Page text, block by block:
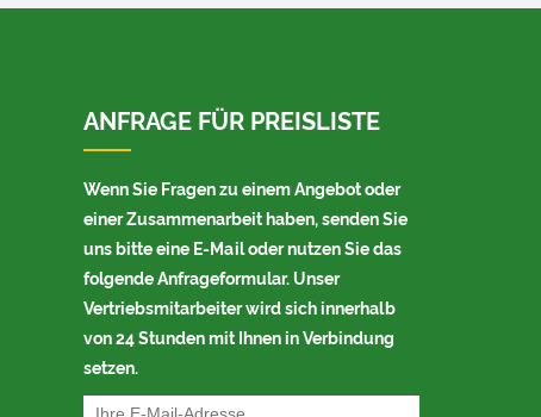
ANFRAGE FÜR PREISLISTE
Wenn Sie Fragen zu einem Angebot oder
einer Zusammenarbeit haben, senden Sie
uns bitte eine E-Mail oder nutzen Sie das
folgende Anfrageformular. Unser
Vertriebsmitarbeiter wird sich innerhalb
von 24 Stunden mit Ihnen in Verbindung
setzen.